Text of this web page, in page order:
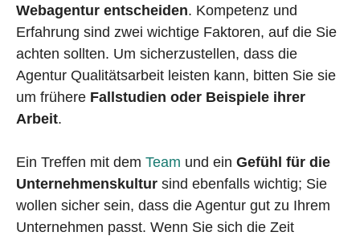
Webagentur entscheiden. Kompetenz und
Erfahrung sind zwei wichtige Faktoren, auf die Sie
achten sollten. Um sicherzustellen, dass die
Agentur Qualitätsarbeit leisten kann, bitten Sie sie
um frühere Fallstudien oder Beispiele ihrer
Arbeit.
Ein Treffen mit dem Team und ein Gefühl für die
Unternehmenskultur sind ebenfalls wichtig; Sie
wollen sicher sein, dass die Agentur gut zu Ihrem
Unternehmen passt. Wenn Sie sich die Zeit